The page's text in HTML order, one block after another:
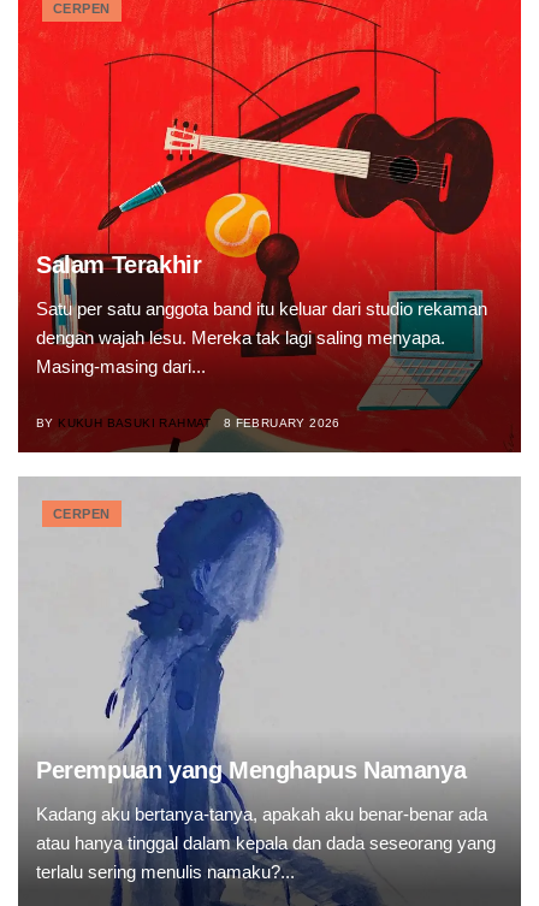
CERPEN
Salam Terakhir
Satu per satu anggota band itu keluar dari studio rekaman
dengan wajah lesu. Mereka tak lagi saling menyapa.
Masing-masing dari...
BY KUKUH BASUKI RAHMAT 8 FEBRUARY 2026
CERPEN
Perempuan yang Menghapus Namanya
Kadang aku bertanya-tanya, apakah aku benar-benar ada
atau hanya tinggal dalam kepala dan dada seseorang yang
terlalu sering menulis namaku?...